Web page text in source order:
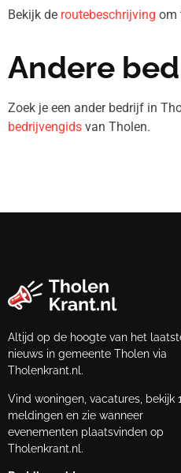
Bekijk de routebeschrijving om
Andere
Zoek je een ander bedrijf in
bedrijvengids van Tholen.
Altijd op de hoogte van het
nieuws in gemeente Tholen via
Tholenkrant.nl.
Vind woningen, vacatures, bekijk
meldingen en zie wanneer
evenementen plaatsvinden op
Tholenkrant.nl.